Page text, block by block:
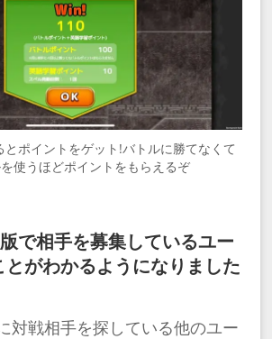
ポイントをゲット!バトルに勝てなくて
使うほどポイントをもらえるぞ
で相手を募集しているユー
がわかるようになりました
対戦相手を探している他のユー